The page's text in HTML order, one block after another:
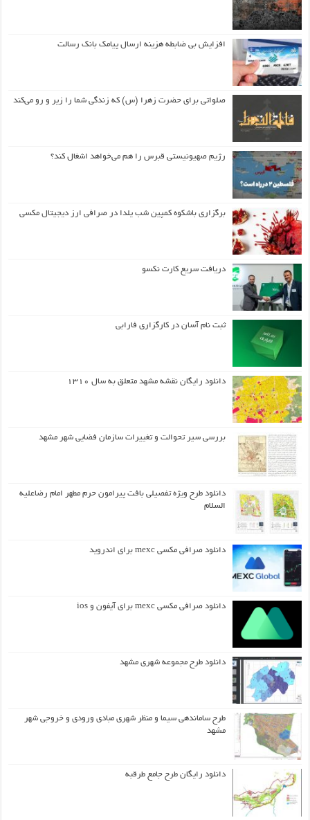
افزایش بی ضابطه هزینه ارسال پیامک بانک رسالت
صلواتی برای حضرت زهرا (س) که زندگی شما را زیر و رو می‌کند
رژیم صهیونیستی قبرس را هم می‌خواهد اشغال کند؟
برگزاری باشکوه کمپین شب یلدا در صرافی ارز دیجیتال مکسی
دریافت سریع کارت نکسو
ثبت نام آسان در کارگزاری فارابی
دانلود رایگان نقشه مشهد متعلق به سال ۱۳۱۰
بررسی سیر تحوالت و تغییرات سازمان فضایی شهر مشهد
دانلود طرح ويژه تفصيلي بافت پيرامون حرم مطهر امام رضاعليه
السلام
دانلود صرافی مکسی mexc برای اندروید
دانلود صرافی مکسی mexc برای آیفون و ios
دانلود طرح مجموعه شهری مشهد
طرح ساماندهی سیما و منظر شهری مبادی ورودی و خروجی شهر
مشهد
دانلود رایگان طرح جامع طرقبه